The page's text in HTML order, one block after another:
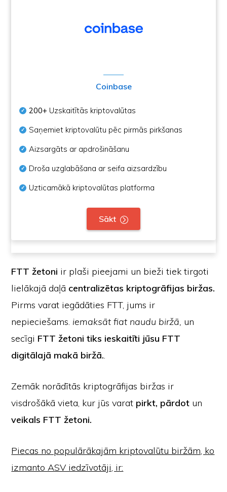
Coinbase
200+ Uzskaitītās kriptovalūtas
Saņemiet kriptovalūtu pēc pirmās pirkšanas
Aizsargāts ar apdrošināšanu
Droša uzglabāšana ar seifa aizsardzību
Uzticamākā kriptovalūtas platforma
Sākt
FTT žetoni ir plaši pieejami un bieži tiek tirgoti
lielākajā daļā centralizētas kriptogrāfijas biržas.
Pirms varat iegādāties FTT, jums ir
nepieciešams. iemaksāt fiat naudu biržā, un
secīgi FTT žetoni tiks ieskaitīti jūsu FTT
digitālajā makā biržā..
Zemāk norādītās kriptogrāfijas biržas ir
visdrošākā vieta, kur jūs varat pirkt, pārdot un
veikals FTT žetoni.
Piecas no populārākajām kriptovalūtu biržām, ko
izmanto ASV iedzīvotāji, ir: